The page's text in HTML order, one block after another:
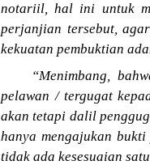
notariil, hal ini untuk
perjanjian tersebut,
kekuatan pembuktian
“Menimbang,
pelawan / tergugat
akan tetapi dalil
hanya mengajukan
tidak ada kesesuaian